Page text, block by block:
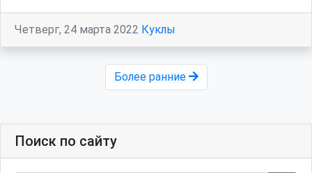
Четверг, 24 марта 2022 Куклы
Более ранние
Поиск по сайту